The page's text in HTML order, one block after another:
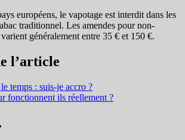
européens, le vapotage est interdit dans les
traditionnel. Les amendes pour non-
généralement entre 35 € et 150 €.
l’article
temps : suis-je accro ?
fonctionnent ils réellement ?